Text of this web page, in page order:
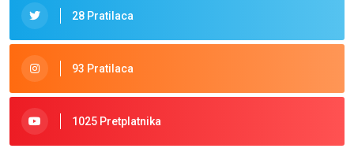
28 Pratilaca
93 Pratilaca
1025 Pretplatnika